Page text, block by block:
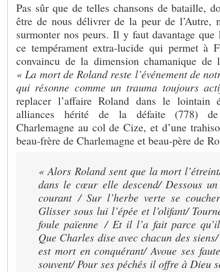
Pas sûr que de telles chansons de bataille,
être de nous délivrer de la peur de l’Autre,
surmonter nos peurs. Il y faut davantage que
ce tempérament extra-lucide qui permet à
convaincu de la dimension chamanique de
« La mort de Roland reste l’événement de
qui résonne comme un trauma toujours
replacer l’affaire Roland dans le lointain
alliances hérité de la défaite (778) de
Charlemagne au col de Cize, et d’une
beau-frère de Charlemagne et beau-père de
« Alors Roland sent que la mort
dans le cœur elle descend/ Dessous
courant / Sur l’herbe verte se
Glisser sous lui l’épée et l’olifant/
foule païenne / Et il l’a fait parce
Que Charles dise avec chacun des
est mort en conquérant/ Avoue ses
souvent/ Pour ses péchés il offre à Dieu